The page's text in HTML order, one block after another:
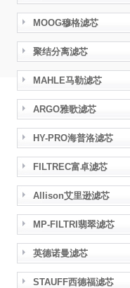
MOOG穆格滤芯
聚结分离滤芯
MAHLE马勒滤芯
ARGO雅歌滤芯
HY-PRO海普洛滤芯
FILTREC富卓滤芯
Allison艾里逊滤芯
MP-FILTRI翡翠滤芯
英德诺曼滤芯
STAUFF西德福滤芯